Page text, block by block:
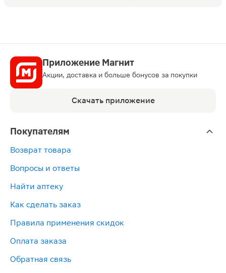
Приложение Магнит
Акции, доставка и больше бонусов за покупки
Скачать приложение
Покупателям
Возврат товара
Вопросы и ответы
Найти аптеку
Как сделать заказ
Правила применения скидок
Оплата заказа
Обратная связь